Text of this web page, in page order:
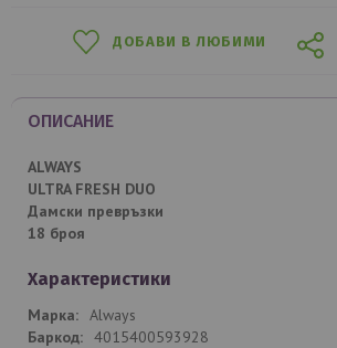
ДОБАВИ В ЛЮБИМИ
ОПИСАНИЕ
ALWAYS
ULTRA FRESH DUO
Дамски превръзки
18 броя
Характеристики
Always
4015400593928